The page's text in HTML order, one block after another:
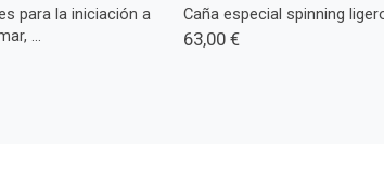
para la iniciación a
...
Caña especial spinning
63,00 €